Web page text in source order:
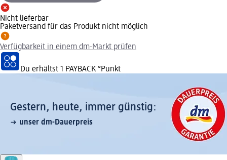
Nicht lieferbar
Paketversand für das Produkt nicht möglich
Verfügbarkeit in einem dm-Markt prüfen
Du erhältst 1 PAYBACK °Punkt
Gestern, heute, immer günstig:
unser dm-Dauerpreis